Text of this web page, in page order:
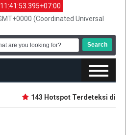
(Coordinated Universal
143 Hotspot Terdeteksi di